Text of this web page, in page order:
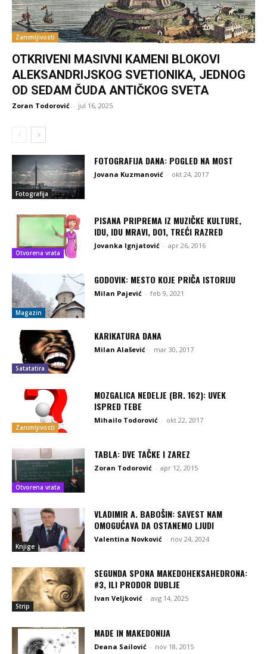
Zanimljivosti
OTKRIVENI MASIVNI KAMENI BLOKOVI
ALEKSANDRIJSKOG SVETIONIKA, JEDNOG
OD SEDAM ČUDA ANTIČKOG SVETA
Zoran Todorović - jul 16, 2025
Fotografija
FOTOGRAFIJA DANA: POGLED NA MOST
Jovana Kuzmanović - okt 24, 2017
Otvorena vrata
PISANA PRIPREMA IZ MUZIČKE KULTURE,
IDU, IDU MRAVI, DO1, TREĆI RAZRED
Jovanka Ignjatović - apr 26, 2016
Magazin
GODOVIK: MESTO KOJE PRIČA ISTORIJU
Milan Pajević - feb 9, 2021
Satatatira
KARIKATURA DANA
Milan Alašević - mar 30, 2017
Zanimljivosti
MOZGALICA NEDELJE (BR. 162): UVEK
ISPRED TEBE
Mihailo Todorović - okt 22, 2017
Otvorena vrata
TABLA: DVE TAČKE I ZAREZ
Zoran Todorović - apr 12, 2015
Knjige
VLADIMIR A. BABOŠIN: SAVEST NAM
OMOGUĆAVA DA OSTANEMO LJUDI
Valentina Novković - nov 24, 2024
Strip
SEGUNDA SPONA MAKEDOHEKSAHEDRONA:
#3, ILI PRODOR DUBLJE
Ivan Veljković - avg 14, 2025
MADE IN MAKEDONIJA
Deana Sailović - nov 18, 2015